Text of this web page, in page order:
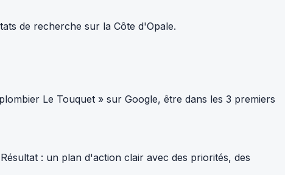
de recherche sur la Côte d'Opale.
Le Touquet » sur Google, être dans les 3 premiers
: un plan d'action clair avec des priorités, des